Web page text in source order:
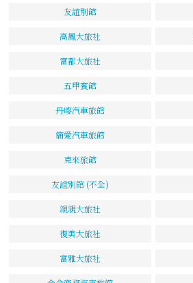
友誼別館
高鳳大旅社
富都大旅社
五甲賓館
丹嘜汽車旅館
簡愛汽車旅館
克來旅館
友誼別館 (不全)
親親大旅社
復美大旅社
富雅大旅社